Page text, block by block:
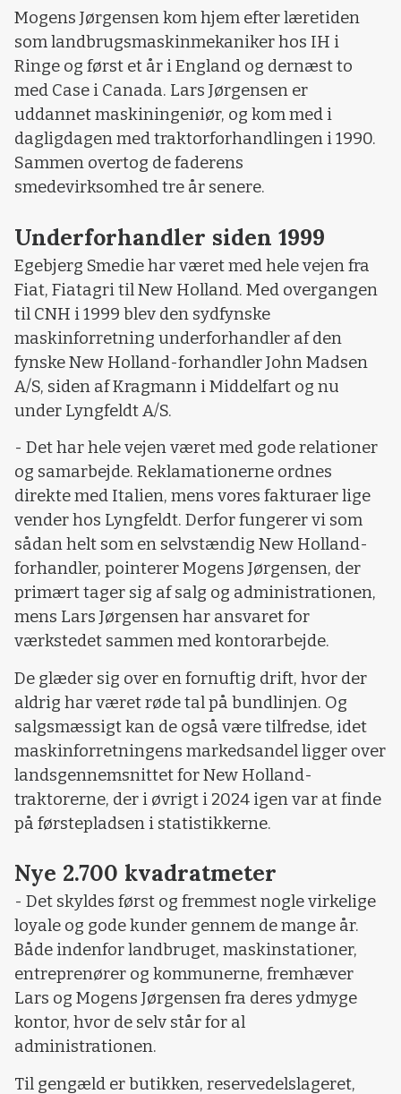
Mogens Jørgensen kom hjem efter læretiden
som landbrugsmaskinmekaniker hos IH i
Ringe og først et år i England og dernæst to
med Case i Canada. Lars Jørgensen er
uddannet maskiningeniør, og kom med i
dagligdagen med traktorforhandlingen i 1990.
Sammen overtog de faderens
smedevirksomhed tre år senere.
Underforhandler siden 1999
Egebjerg Smedie har været med hele vejen fra
Fiat, Fiatagri til New Holland. Med overgangen
til CNH i 1999 blev den sydfynske
maskinforretning underforhandler af den
fynske New Holland-forhandler John Madsen
A/S, siden af Kragmann i Middelfart og nu
under Lyngfeldt A/S.
- Det har hele vejen været med gode relationer
og samarbejde. Reklamationerne ordnes
direkte med Italien, mens vores fakturaer lige
vender hos Lyngfeldt. Derfor fungerer vi som
sådan helt som en selvstændig New Holland-
forhandler, pointerer Mogens Jørgensen, der
primært tager sig af salg og administrationen,
mens Lars Jørgensen har ansvaret for
værkstedet sammen med kontorarbejde.
De glæder sig over en fornuftig drift, hvor der
aldrig har været røde tal på bundlinjen. Og
salgsmæssigt kan de også være tilfredse, idet
maskinforretningens markedsandel ligger over
landsgennemsnittet for New Holland-
traktorerne, der i øvrigt i 2024 igen var at finde
på førstepladsen i statistikkerne.
Nye 2.700 kvadratmeter
- Det skyldes først og fremmest nogle virkelige
loyale og gode kunder gennem de mange år.
Både indenfor landbruget, maskinstationer,
entreprenører og kommunerne, fremhæver
Lars og Mogens Jørgensen fra deres ydmyge
kontor, hvor de selv står for al
administrationen.
Til gengæld er butikken, reservedelslageret,